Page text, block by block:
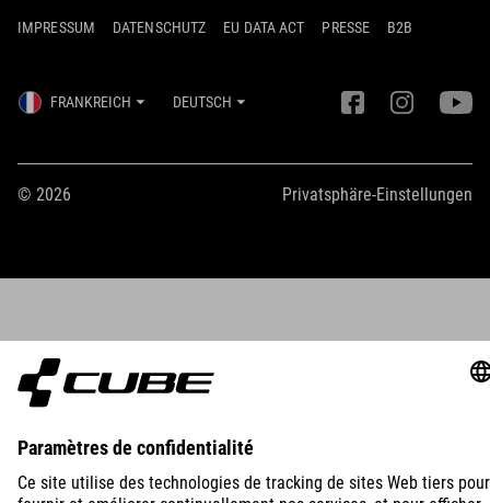
IMPRESSUM DATENSCHUTZ EU DATA ACT PRESSE B2B
FRANKREICH DEUTSCH
© 2026 Privatsphäre-Einstellungen